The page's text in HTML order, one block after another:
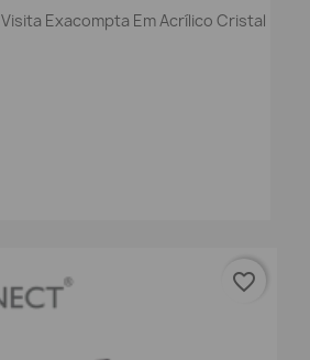
Exacompta Em Acrílico Cristal
favorite_border